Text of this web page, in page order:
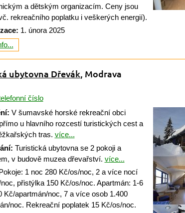
a dětským organizacím. Ceny jsou
rekreačního poplatku i veškerých energií).
1. února 2025
ubytovna Dřevák, Modrava
číslo
V šumavské horské rekreační obci
u hlavního rozcestí turistických cest a
tras. více...
Turistická ubytovna se 2 pokoji a
v budově muzea dřevařství. více...
1 noc 280 Kč/os/noc, 2 a více nocí
přistýlka 150 Kč/os/noc. Apartmán: 1-6
Kč/apartmán/noc, 7 a více osob 1.400
noc. Rekreační poplatek 15 Kč/os/noc.